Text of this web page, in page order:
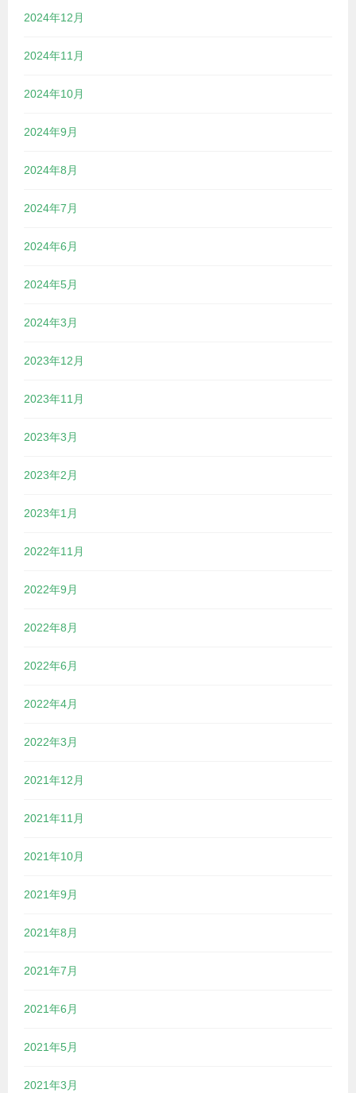
2024年12月
2024年11月
2024年10月
2024年9月
2024年8月
2024年7月
2024年6月
2024年5月
2024年3月
2023年12月
2023年11月
2023年3月
2023年2月
2023年1月
2022年11月
2022年9月
2022年8月
2022年6月
2022年4月
2022年3月
2021年12月
2021年11月
2021年10月
2021年9月
2021年8月
2021年7月
2021年6月
2021年5月
2021年3月